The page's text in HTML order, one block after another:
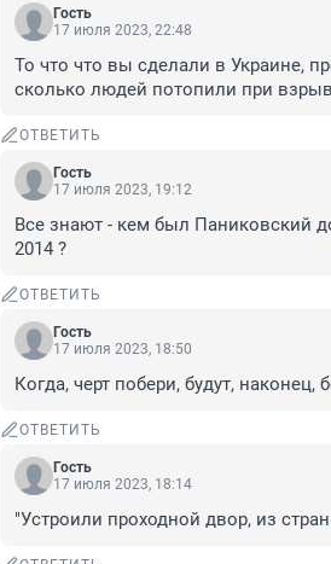
Гость
17 июля 2023, 22:48
То что что вы сделали в Украине,
сколько людей потопили при
ОТВЕТИТЬ
Гость
17 июля 2023, 19:12
Все знают - кем был Паниковский
2014 ?
ОТВЕТИТЬ
Гость
17 июля 2023, 18:50
Когда, черт побери, будут,
ОТВЕТИТЬ
Гость
17 июля 2023, 18:14
"Устроили проходной двор, из